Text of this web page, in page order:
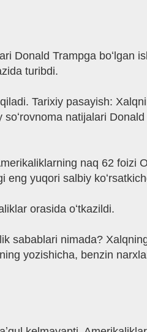
Donald Trampga boʻlgan
turibdi.
Tarixiy pasayish:
natijalari Donald
naq 62 foizi
yuqori salbiy
orasida oʻtkazildi.
sabablari nimada?
yozishicha, benzin